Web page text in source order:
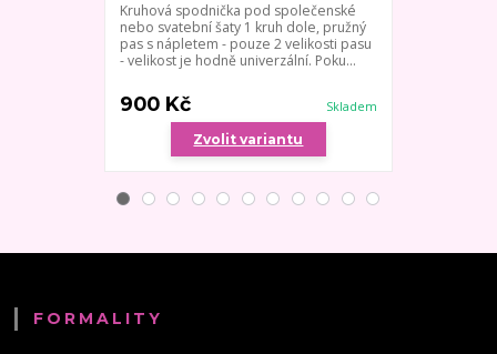
Kruhová spodnička pod společenské
nebo svatební šaty 1 kruh dole, pružný
pas s nápletem - pouze 2 velikosti pasu
- velikost je hodně univerzální. Poku...
900 Kč Skladem
Zvolit variantu
FORMALITY